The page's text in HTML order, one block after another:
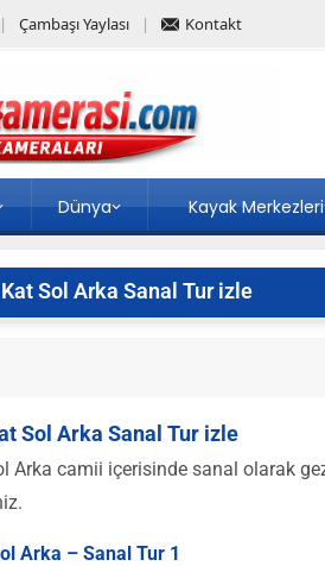
Çambaşı Yaylası Kontakt
Dünya Kayak Merkezleri
Sol Arka Sanal Tur izle
Sol Arka Sanal Tur izle
Arka camii içerisinde sanal olarak
Arka – Sanal Tur 1